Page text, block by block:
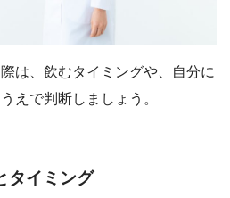
は、飲むタイミングや、自分に
えで判断しましょう。
タイミング